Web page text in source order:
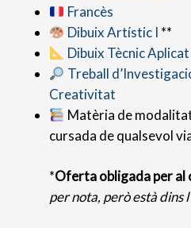
Francès
Dibuix Artístic I **
Dibuix Tècnic Aplicat
Treball
Creativitat
Matèria de
cursada de qualsevol
*Oferta obligada per al
per nota, però està dins